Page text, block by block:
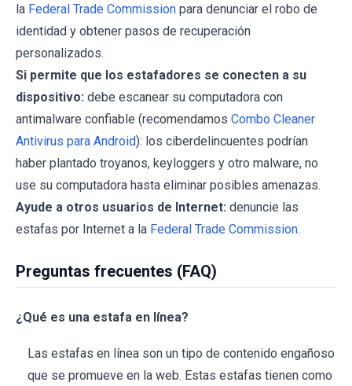
la Federal Trade Commission para denunciar el robo de
identidad y obtener pasos de recuperación
personalizados.
Si permite que los estafadores se conecten a su
dispositivo: debe escanear su computadora con
antimalware confiable (recomendamos Combo Cleaner
Antivirus para Android): los ciberdelincuentes podrían
haber plantado troyanos, keyloggers y otro malware, no
use su computadora hasta eliminar posibles amenazas.
Ayude a otros usuarios de Internet: denuncie las
estafas por Internet a la Federal Trade Commission.
Preguntas frecuentes (FAQ)
¿Qué es una estafa en línea?
Las estafas en línea son un tipo de contenido engañoso
que se promueve en la web. Estas estafas tienen como